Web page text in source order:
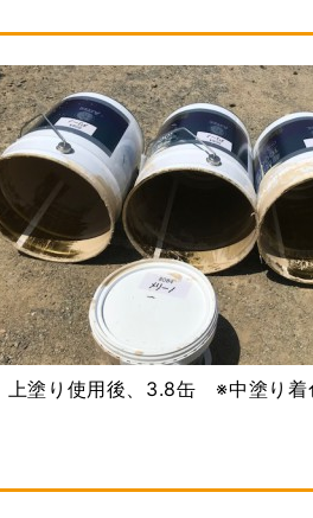
上塗り使用後、3.8缶 ※中塗り着